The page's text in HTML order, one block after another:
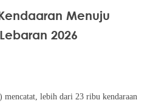
Menuju
2026
mencatat, lebih dari 23 ribu kendaraan